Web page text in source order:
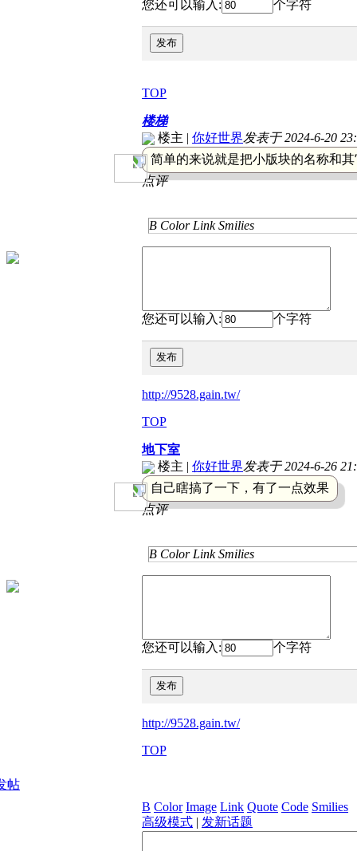
您还可以输入: 个字符
发布
TOP
楼梯
楼主 | 你好世界发表于 2024-6-20
简单的来说就是把小版块的名称和
点评
B Color Link Smilies
您还可以输入: 个字符
发布
http://9528.gain.tw/
TOP
地下室
楼主 | 你好世界发表于 2024-6-26
自己瞎搞了一下，有了一点效果
点评
B Color Link Smilies
您还可以输入: 个字符
发布
http://9528.gain.tw/
TOP
帖
B Color Image Link Quote Code Smilies
高级模式 | 发新话题